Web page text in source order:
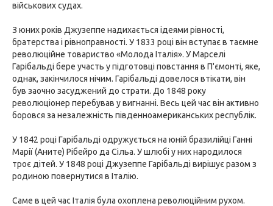
військових судах.
З юних років Джузеппе надихається ідеями рівності,
братерства і рівноправності. У 1833 році він вступає в таємне
революційне товариство «Молода Італія». У Марселі
Гарібальді бере участь у підготовці повстання в П'ємонті, яке,
однак, закінчилося нічим. Гарібальді довелося втікати, він
був заочно засуджений до страти. До 1848 року
революціонер перебував у вигнанні. Весь цей час він активно
боровся за незалежність південноамериканських республік.
У 1842 році Гарібальді одружується на юній бразилійці Ганні
Марії (Аните) Рібейро да Сільа. У шлюбі у них народилося
троє дітей. У 1848 році Джузеппе Гарібальді вирішує разом з
родиною повернутися в Італію.
Саме в цей час Італія була охоплена революційним рухом.